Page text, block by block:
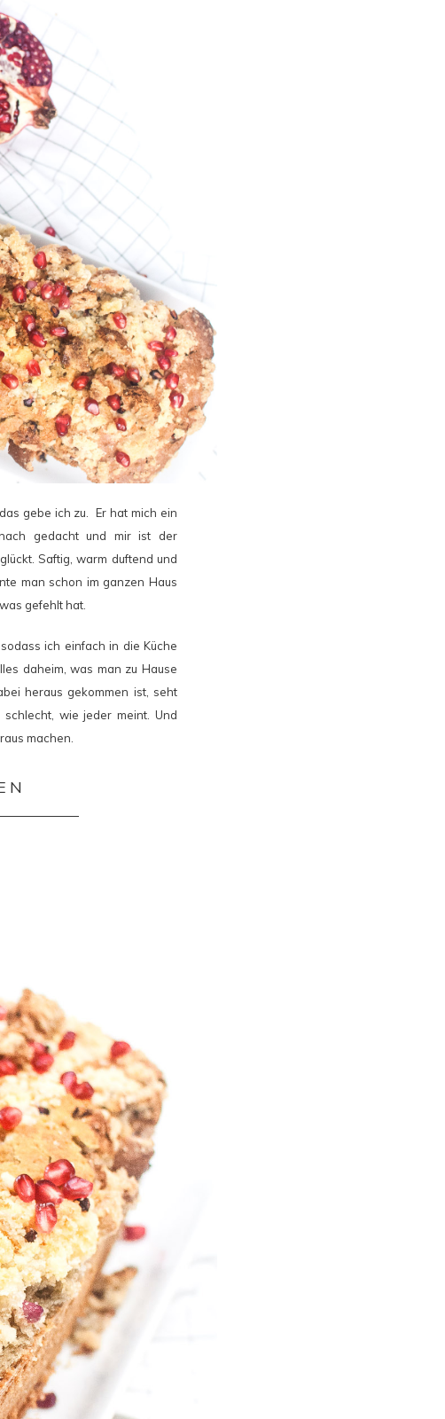
gebe ich zu. Er hat mich ein
gedacht und mir ist der
Saftig, warm duftend und
man schon im ganzen Haus
gefehlt hat.
ich einfach in die Küche
daheim, was man zu Hause
heraus gekommen ist, seht
wie jeder meint. Und
machen.